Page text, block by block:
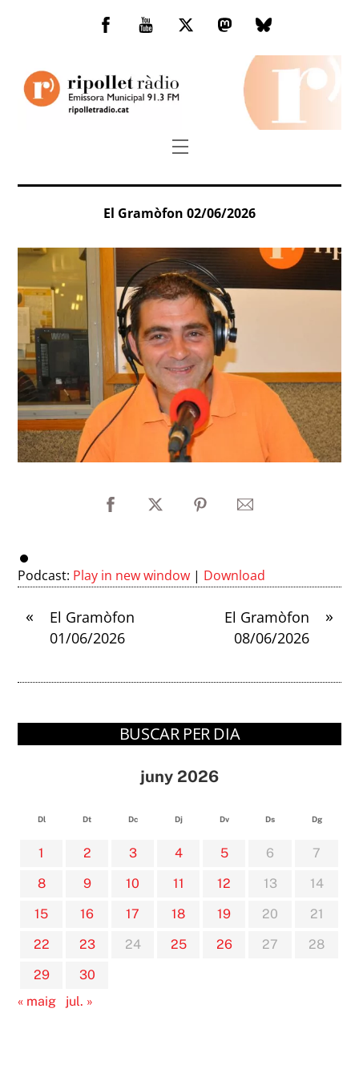
Facebook
You
TwitterMastodonBluesky
Menu
El Gramòfon 02/06/2026
Podcast: Play in new window | Download
«
El Gramòfon
01/06/2026
»
El Gramòfon
08/06/2026
BUSCAR PER DIA
juny 2026
Dl Dt Dc Dj Dv Ds Dg
1 2 3 4 5 6
7
8
9 10 11 12 13
14
15
16 17 18 19 20
21
22
23 24 25 26 27
28
29
30
« maig
jul. »